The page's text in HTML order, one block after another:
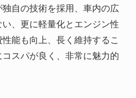
自の技術を採用、車内の広
、更に軽量化とエンジン性
能も向上、長く維持するこ
スパが良く、非常に魅力的